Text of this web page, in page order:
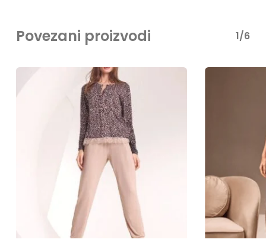
Povezani proizvodi 1/6